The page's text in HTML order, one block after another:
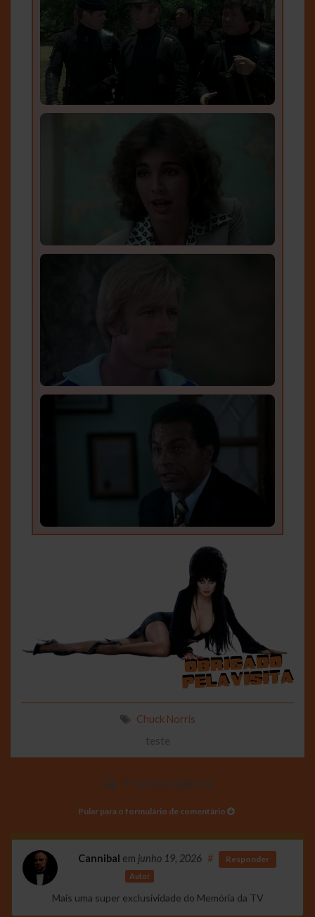
Chuck Norris
teste
9 comentários
Pular para o formulário de comentário
Cannibal em junho 19, 2026
Autor
# Responder
Mais uma super exclusividade do Memória da TV